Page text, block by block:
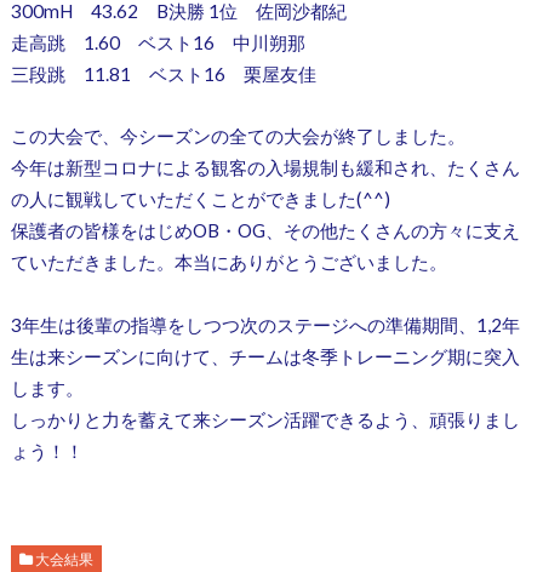
300mH 43.62 B決勝 1位 佐岡沙都紀
走高跳 1.60 ベスト16 中川朔那
三段跳 11.81 ベスト16 栗屋友佳
この大会で、今シーズンの全ての大会が終了しました。
今年は新型コロナによる観客の入場規制も緩和され、たくさん
の人に観戦していただくことができました(^^)
保護者の皆様をはじめOB・OG、その他たくさんの方々に支え
ていただきました。本当にありがとうございました。
3年生は後輩の指導をしつつ次のステージへの準備期間、1,2年
生は来シーズンに向けて、チームは冬季トレーニング期に突入
します。
しっかりと力を蓄えて来シーズン活躍できるよう、頑張りまし
ょう！！
大会結果